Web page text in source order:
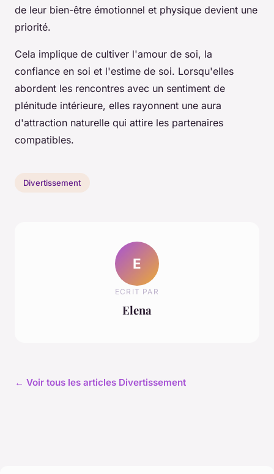
de leur bien-être émotionnel et physique devient une
priorité.
Cela implique de cultiver l'amour de soi, la
confiance en soi et l'estime de soi. Lorsqu'elles
abordent les rencontres avec un sentiment de
plénitude intérieure, elles rayonnent une aura
d'attraction naturelle qui attire les partenaires
compatibles.
Divertissement
E
ECRIT PAR
Elena
← Voir tous les articles Divertissement